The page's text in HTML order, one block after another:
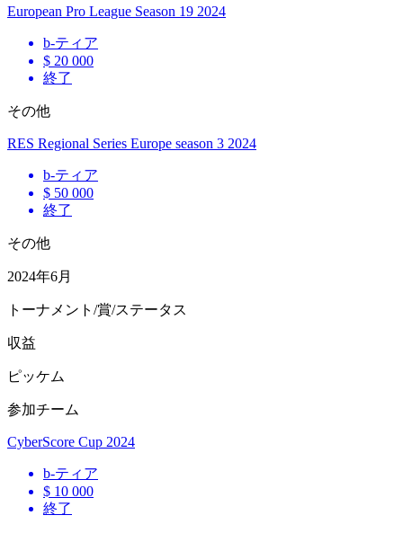
European Pro League Season 19 2024
b-ティア
$ 20 000
終了
その他
RES Regional Series Europe season 3 2024
b-ティア
$ 50 000
終了
その他
2024年6月
トーナメント/賞/ステータス
収益
ピッケム
参加チーム
CyberScore Cup 2024
b-ティア
$ 10 000
終了